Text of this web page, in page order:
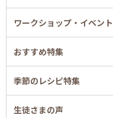
ワークショップ・イベント
おすすめ特集
季節のレシピ特集
生徒さまの声